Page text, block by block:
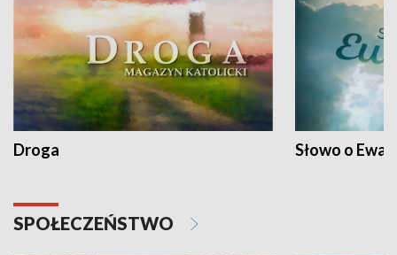
Droga Słowo o
SPOŁECZEŃSTWO